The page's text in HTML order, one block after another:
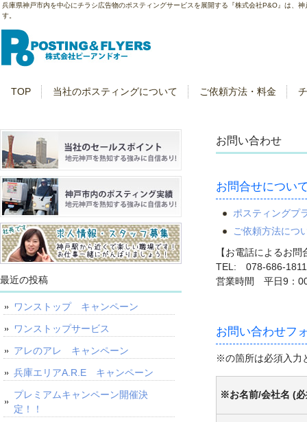
兵庫県神戸市内を中心にチラシ広告物のポスティングサービスを展開する『株式会社P&O』は、
す。
TOP 当社のポスティングについて ご依頼方法・料金
お問い合わせ
お問合せについ
ポスティングプ
ご依頼方法につ
【お電話によるお問
TEL: 078-686-
営業時間 平日9：
お問い合わせフ
※の箇所は必須入力
※お名前/会社名 (
最近の投稿
ワンストップ キャンペーン
ワンストップサービス
アレのアレ キャンペーン
兵庫エリアA.R.E キャンペーン
プレミアムキャンペーン開催決
定！！